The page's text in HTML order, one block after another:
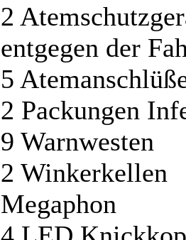
2
entgegen der
5
2 Packungen
9 Warnwesten
2 Winkerkellen
Megaphon